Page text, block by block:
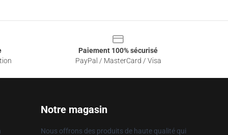
Paiement 100% sécurisé
PayPal / MasterCard / Visa
Notre magasin
Nous offrons des produits de haute qualité qui